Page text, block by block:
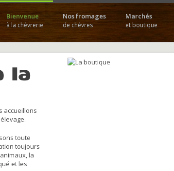
Bienvenue
à la chèvrerie
Nos fromages
de chèvres
Marchés
et boutique
la
accueillons
toute
toujours
la
et les